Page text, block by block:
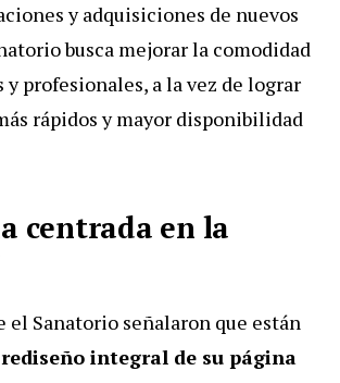
y adquisiciones de nuevos
busca mejorar la comodidad
y profesionales, a la vez de lograr
rápidos y mayor disponibilidad
centrada en la
el Sanatorio señalaron que están
rediseño integral de su página